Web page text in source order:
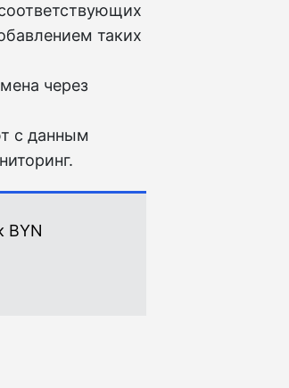
таких
через
с данным
BYN